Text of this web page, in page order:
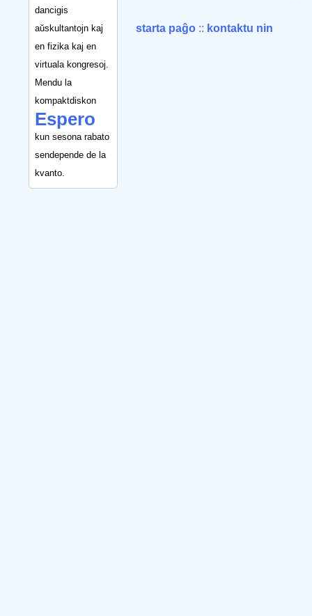
dancigis
aŭskultantojn kaj
en fizika kaj en
virtuala kongresoj.
Mendu la
kompaktdiskon
Espero
kun sesona rabato
sendepende de la
kvanto.
starta paĝo :: kontaktu nin